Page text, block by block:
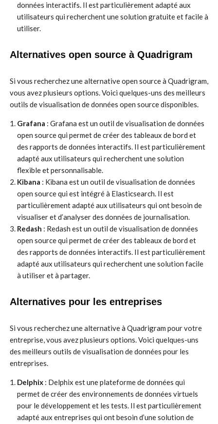
données interactifs. Il est particulièrement adapté aux
utilisateurs qui recherchent une solution gratuite et facile à
utiliser.
Alternatives open source à Quadrigram
Si vous recherchez une alternative open source à Quadrigram,
vous avez plusieurs options. Voici quelques-uns des meilleurs
outils de visualisation de données open source disponibles.
Grafana : Grafana est un outil de visualisation de données
open source qui permet de créer des tableaux de bord et
des rapports de données interactifs. Il est particulièrement
adapté aux utilisateurs qui recherchent une solution
flexible et personnalisable.
Kibana : Kibana est un outil de visualisation de données
open source qui est intégré à Elasticsearch. Il est
particulièrement adapté aux utilisateurs qui ont besoin de
visualiser et d’analyser des données de journalisation.
Redash : Redash est un outil de visualisation de données
open source qui permet de créer des tableaux de bord et
des rapports de données interactifs. Il est particulièrement
adapté aux utilisateurs qui recherchent une solution facile
à utiliser et à partager.
Alternatives pour les entreprises
Si vous recherchez une alternative à Quadrigram pour votre
entreprise, vous avez plusieurs options. Voici quelques-uns
des meilleurs outils de visualisation de données pour les
entreprises.
Delphix : Delphix est une plateforme de données qui
permet de créer des environnements de données virtuels
pour le développement et les tests. Il est particulièrement
adapté aux entreprises qui ont besoin d’une solution de